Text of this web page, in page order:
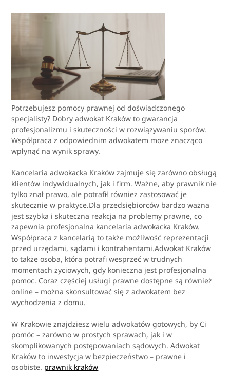
Potrzebujesz pomocy prawnej od doświadczonego
specjalisty? Dobry adwokat Kraków to gwarancja
profesjonalizmu i skuteczności w rozwiązywaniu sporów.
Współpraca z odpowiednim adwokatem może znacząco
wpłynąć na wynik sprawy.
Kancelaria adwokacka Kraków zajmuje się zarówno obsługą
klientów indywidualnych, jak i firm. Ważne, aby prawnik nie
tylko znał prawo, ale potrafił również zastosować je
skutecznie w praktyce.Dla przedsiębiorców bardzo ważna
jest szybka i skuteczna reakcja na problemy prawne, co
zapewnia profesjonalna kancelaria adwokacka Kraków.
Współpraca z kancelarią to także możliwość reprezentacji
przed urzędami, sądami i kontrahentami.Adwokat Kraków
to także osoba, która potrafi wesprzeć w trudnych
momentach życiowych, gdy konieczna jest profesjonalna
pomoc. Coraz częściej usługi prawne dostępne są również
online – można skonsultować się z adwokatem bez
wychodzenia z domu.
W Krakowie znajdziesz wielu adwokatów gotowych, by Ci
pomóc – zarówno w prostych sprawach, jak i w
skomplikowanych postępowaniach sądowych. Adwokat
Kraków to inwestycja w bezpieczeństwo – prawne i
osobiste. prawnik kraków